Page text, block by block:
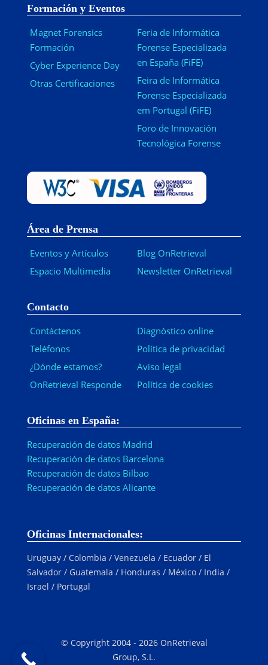
Formación y Eventos
Magnet Forensics
Formación
Cyber Experience Day
Otras Certificaciones
Feria de Informática
Forense Especializada
en España (FiFE)
Feira de Informática
Forense Especializada
em Portugal (FiFE)
Foro de Innovación
Tecnológica Forense
Área de Prensa
Eventos y Artículos
Espacio Multimedia
Blog OnRetrieval
Newsletter OnRetrieval
Contacto
Contáctenos
Teléfonos
¿Dónde estamos?
OnRetrieval Responde
Diagnóstico online
Política de privacidad
Aviso legal
Política de cookies
Oficinas en España:
Recuperación de datos Madrid
Recuperación de datos Barcelona
Recuperación de datos Bilbao
Recuperación de datos Alicante
Oficinas Internacionales:
Uruguay / Colombia / Venezuela / Ecuador / El
Salvador / Guatemala / Honduras / México / India /
Israel / Portugal
© Copyright 2004 - 2026 OnRetrieval
Group, S.L.